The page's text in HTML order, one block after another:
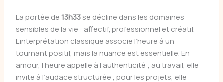
La portée de 13h33se décline dans les domaines
sensibles de la vie : affectif, professionnel et créatif.
L’interprétation classique associe l’heure à un
tournant positif, mais la nuance est essentielle. En
amour, l’heure appelle à l’authenticité ; au travail, elle
invite à l’audace structurée ; pour les projets, elle